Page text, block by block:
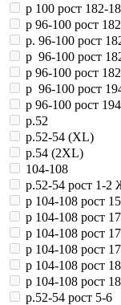
р 100 рост 182-
р 96-100 рост
р. 96-100 рост
р 96-100 рост
р 96-100 рост
р 96-100 рост
р 96-100 рост
р.52
р.52-54 (XL)
р.54 (2XL)
104-108
р.52-54 рост 1-2
р 104-108 рост
р 104-108 рост
р 104-108 рост
р 104-108 рост
р 104-108 рост
р 104-108 рост
р.52-54 рост 5-6